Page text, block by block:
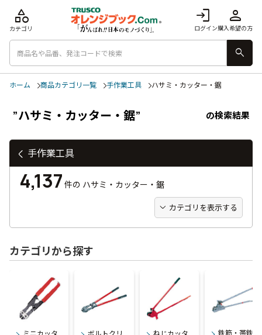
login
ログイン
person
購入希望の方
category
カテゴリ
search
ホーム 商品カテゴリ一覧 手作業工具 ハサミ・カッター・鋸
”ハサミ・カッター・鋸” の検索結果
カテゴリから探す
手作業工具
4,137 件の ハサミ・カッター・鋸
カテゴリを表示する